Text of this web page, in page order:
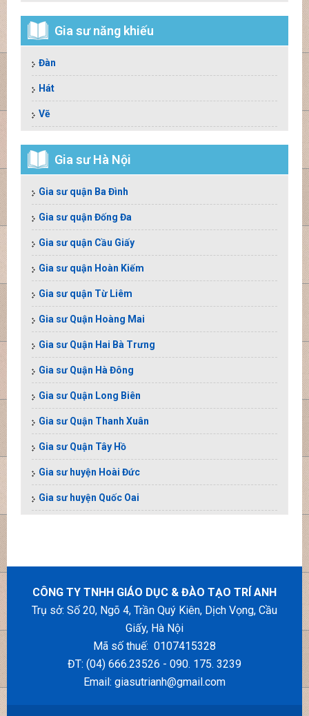
Gia sư năng khiếu
Đàn
Hát
Vẽ
Gia sư Hà Nội
Gia sư quận Ba Đình
Gia sư quận Đống Đa
Gia sư quận Cầu Giấy
Gia sư quận Hoàn Kiếm
Gia sư quận Từ Liêm
Gia sư Quận Hoàng Mai
Gia sư Quận Hai Bà Trưng
Gia sư Quận Hà Đông
Gia sư Quận Long Biên
Gia sư Quận Thanh Xuân
Gia sư Quận Tây Hồ
Gia sư huyện Hoài Đức
Gia sư huyện Quốc Oai
CÔNG TY TNHH GIÁO DỤC & ĐÀO TẠO TRÍ ANH
Trụ sở: Số 20, Ngõ 4, Trần Quý Kiên, Dịch Vọng, Cầu
Giấy, Hà Nội
Mã số thuế: 0107415328
ĐT: (04) 666.23526 - 090. 175. 3239
Email: giasutrianh@gmail.com